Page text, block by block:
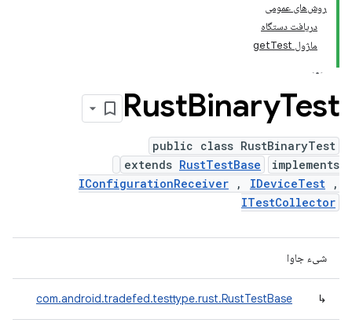
روش‌های عمومی
دریافت دستگاه
ماژول getTest
RustBinaryTest
public class RustBinaryTest
extends RustTestBase
implements
IConfigurationReceiver , IDeviceTest ,
ITestCollector
شیء جاوا
↳
com.android.tradefed.testtype.rust.RustTestBase